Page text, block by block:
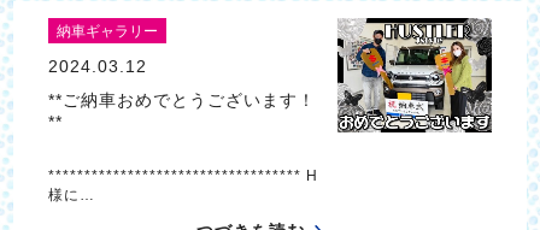
納車ギャラリー
2024.03.12
**ご納車おめでとうございます！
**
*********************************** H
様に…